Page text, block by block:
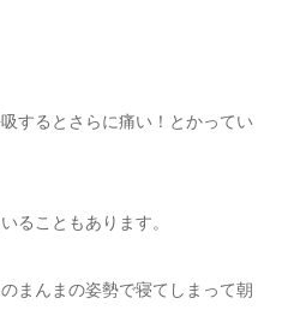
するとさらに痛い！とかってい
ることもあります。
まんまの姿勢で寝てしまって朝